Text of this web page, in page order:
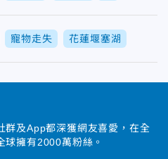
寵物走失 花蓮堰塞湖
群及App都深獲網友喜愛，在全
球擁有2000萬粉絲。